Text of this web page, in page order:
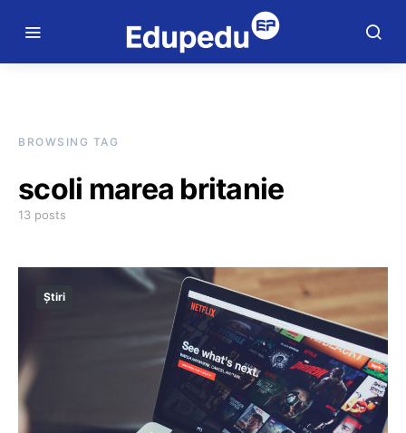
BROWSING TAG
scoli marea britanie
13 posts
Știri